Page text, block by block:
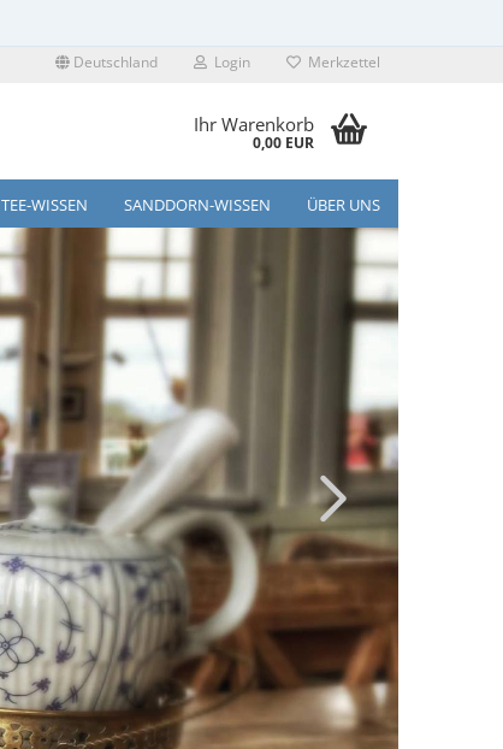
Deutschland Login Merkzettel
Ihr Warenkorb
0,00 EUR
TEE-WISSEN SANDDORN-WISSEN ÜBER UNS